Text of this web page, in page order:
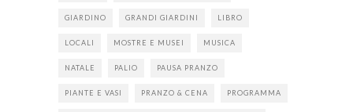
GIARDINO GRANDI GIARDINI LIBRO
LOCALI MOSTRE E MUSEI MUSICA
NATALE PALIO PAUSA PRANZO
PIANTE E VASI PRANZO & CENA PROGRAMMA